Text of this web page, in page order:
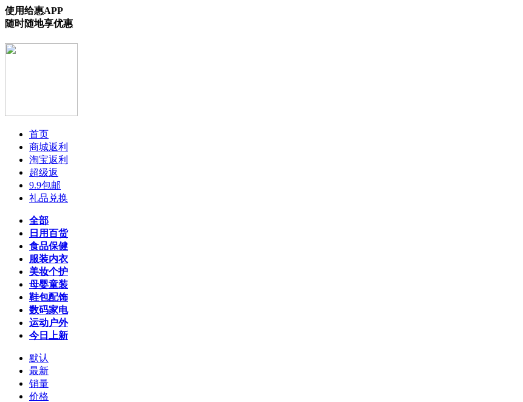
使用给惠APP
随时随地享优惠
首页
商城返利
淘宝返利
超级返
9.9包邮
礼品兑换
全部
日用百货
食品保健
服装内衣
美妆个护
母婴童装
鞋包配饰
数码家电
运动户外
今日上新
默认
最新
销量
价格